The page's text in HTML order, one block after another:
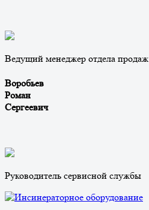
Ведущий менеджер отдела продаж
Воробьев
Роман
Сергеевич
Руководитель сервисной службы